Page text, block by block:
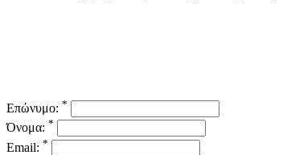
Επώνυμο: *
Όνομα: *
Email: *